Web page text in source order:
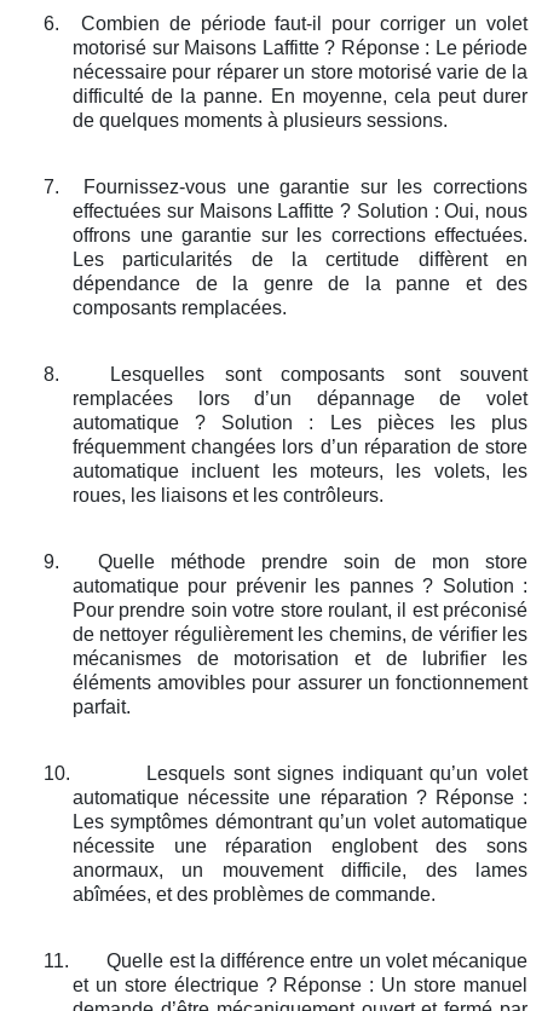
6.
Combien de période faut-il pour corriger un volet
motorisé sur Maisons Laffitte ? Réponse : Le période
nécessaire pour réparer un store motorisé varie de la
difficulté de la panne. En moyenne, cela peut durer
de quelques moments à plusieurs sessions.
7.
Fournissez-vous une garantie sur les corrections
effectuées sur Maisons Laffitte ? Solution : Oui, nous
offrons une garantie sur les corrections effectuées.
Les particularités de la certitude diffèrent en
dépendance de la genre de la panne et des
composants remplacées.
8.
Lesquelles sont composants sont souvent
remplacées lors d’un dépannage de volet
automatique ? Solution : Les pièces les plus
fréquemment changées lors d’un réparation de store
automatique incluent les moteurs, les volets, les
roues, les liaisons et les contrôleurs.
9.
Quelle méthode prendre soin de mon store
automatique pour prévenir les pannes ? Solution :
Pour prendre soin votre store roulant, il est préconisé
de nettoyer régulièrement les chemins, de vérifier les
mécanismes de motorisation et de lubrifier les
éléments amovibles pour assurer un fonctionnement
parfait.
10.
Lesquels sont signes indiquant qu’un volet
automatique nécessite une réparation ? Réponse :
Les symptômes démontrant qu’un volet automatique
nécessite une réparation englobent des sons
anormaux, un mouvement difficile, des lames
abîmées, et des problèmes de commande.
11.
Quelle est la différence entre un volet mécanique
et un store électrique ? Réponse : Un store manuel